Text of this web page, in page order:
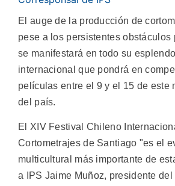
El auge de la producción de
pese a los persistentes obstáculos
se manifestará en todo su
internacional que pondrá en
películas entre el 9 y el 15 de este
del país.
El XIV Festival Chileno
Cortometrajes de Santiago "es el
multicultural más importante de
a IPS Jaime Muñoz, presidente